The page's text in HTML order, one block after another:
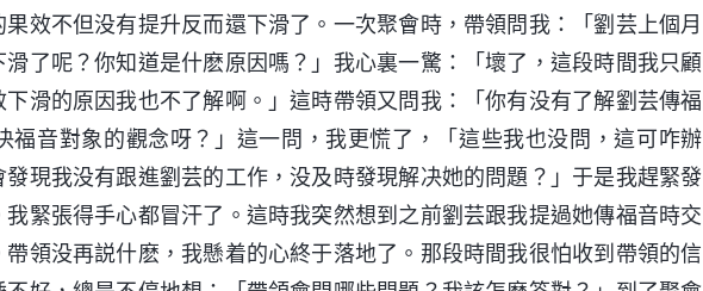
效不但没有提升反而還下滑了。一次聚會時，帶領問我：「劉芸上個月
了呢？你知道是什麽原因嗎？」我心裏一驚：「壞了，這段時間我只顧
滑的原因我也不了解啊。」這時帶領又問我：「你有没有了解劉芸傳福
福音對象的觀念呀？」這一問，我更慌了，「這些我也没問，這可咋辦
現我没有跟進劉芸的工作，没及時發現解决她的問題？」于是我趕緊發
緊張得手心都冒汗了。這時我突然想到之前劉芸跟我提過她傳福音時交
領没再説什麽，我懸着的心終于落地了。那段時間我很怕收到帶領的信